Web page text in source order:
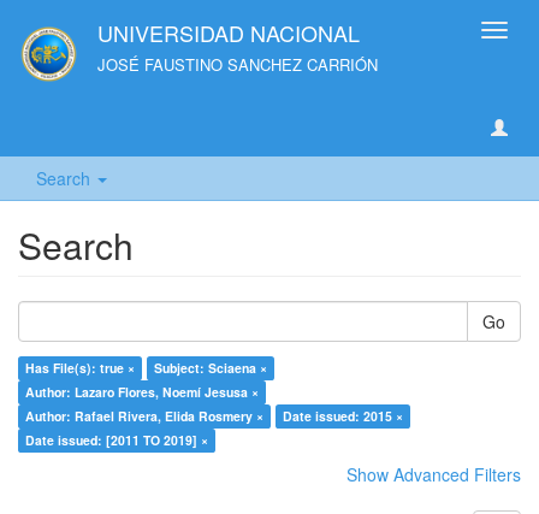
UNIVERSIDAD NACIONAL
JOSÉ FAUSTINO SANCHEZ CARRIÓN
Search
Search
Go
Has File(s): true ×
Subject: Sciaena ×
Author: Lazaro Flores, Noemí Jesusa ×
Author: Rafael Rivera, Elida Rosmery ×
Date issued: 2015 ×
Date issued: [2011 TO 2019] ×
Show Advanced Filters